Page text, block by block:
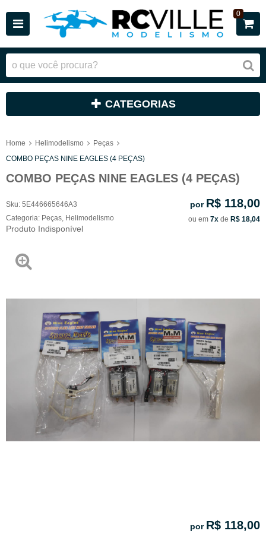
0
CATEGORIAS
Home Helimodelismo
Peças
COMBO PEÇAS NINE EAGLES (4 PEÇAS)
COMBO PEÇAS NINE EAGLES (4 PEÇAS)
Sku: 5E446665646A3
Categoria: Peças Helimodelismo
Produto Indisponível
por R$ 118,00
ou em 7x de R$ 18,04
por R$ 118,00